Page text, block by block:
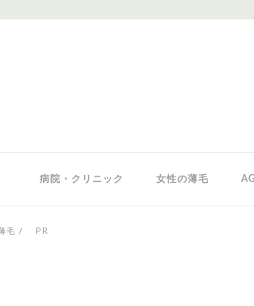
病院・クリニック 女性の薄毛
毛 / PR
AGAクリニック